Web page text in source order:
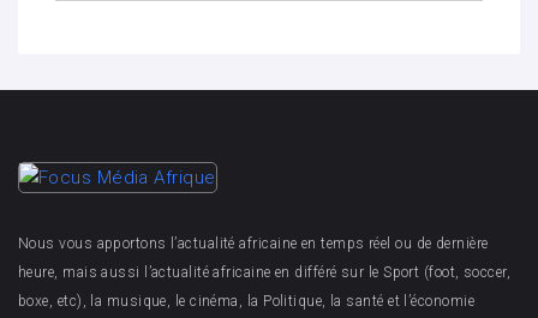
Nous vous apportons l’actualité africaine en temps réel ou de dernière
heure, mais aussi l’actualité africaine en différé sur le Sport (foot, soccer,
boxe, etc), la musique, le cinéma, la Politique, la santé et l’économie